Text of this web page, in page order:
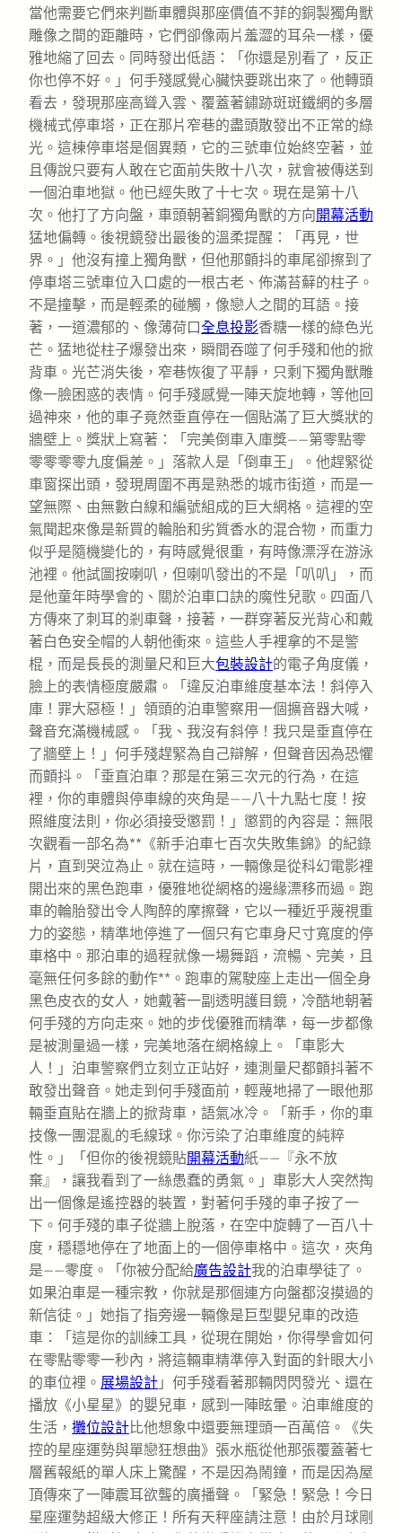
當他需要它們來判斷車體與那座價值不菲的銅製獨角獸
雕像之間的距離時，它們卻像兩片羞澀的耳朵一樣，優
雅地縮了回去。同時發出低語：「你還是別看了，反正
你也停不好。」何手殘感覺心臟快要跳出來了。他轉頭
看去，發現那座高聳入雲、覆蓋著鏽跡斑斑鐵網的多層
機械式停車塔，正在那片窄巷的盡頭散發出不正常的綠
光。這棟停車塔是個異類，它的三號車位始終空著，並
且傳說只要有人敢在它面前失敗十八次，就會被傳送到
一個泊車地獄。他已經失敗了十七次。現在是第十八
次。他打了方向盤，車頭朝著銅獨角獸的方向開幕活動
猛地偏轉。後視鏡發出最後的溫柔提醒：「再見，世
界。」他沒有撞上獨角獸，但他那顫抖的車尾卻擦到了
停車塔三號車位入口處的一根古老、佈滿苔蘚的柱子。
不是撞擊，而是輕柔的碰觸，像戀人之間的耳語。接
著，一道濃郁的、像薄荷口全息投影香糖一樣的綠色光
芒。猛地從柱子爆發出來，瞬間吞噬了何手殘和他的掀
背車。光芒消失後，窄巷恢復了平靜，只剩下獨角獸雕
像一臉困惑的表情。何手殘感覺一陣天旋地轉，等他回
過神來，他的車子竟然垂直停在一個貼滿了巨大獎狀的
牆壁上。獎狀上寫著：「完美倒車入庫獎——第零點零
零零零零九度偏差。」落款人是「倒車王」。他趕緊從
車窗探出頭，發現周圍不再是熟悉的城市街道，而是一
望無際、由無數白線和編號組成的巨大網格。這裡的空
氣聞起來像是新買的輪胎和劣質香水的混合物，而重力
似乎是隨機變化的，有時感覺很重，有時像漂浮在游泳
池裡。他試圖按喇叭，但喇叭發出的不是「叭叭」，而
是他童年時學會的、關於泊車口訣的魔性兒歌。四面八
方傳來了刺耳的剎車聲，接著，一群穿著反光背心和戴
著白色安全帽的人朝他衝來。這些人手裡拿的不是警
棍，而是長長的測量尺和巨大包裝設計的電子角度儀，
臉上的表情極度嚴肅。「違反泊車維度基本法！斜停入
庫！罪大惡極！」領頭的泊車警察用一個擴音器大喊，
聲音充滿機械感。「我、我沒有斜停！我只是垂直停在
了牆壁上！」何手殘趕緊為自己辯解，但聲音因為恐懼
而顫抖。「垂直泊車？那是在第三次元的行為，在這
裡，你的車體與停車線的夾角是——八十九點七度！按
照維度法則，你必須接受懲罰！」懲罰的內容是：無限
次觀看一部名為**《新手泊車七百次失敗集錦》的紀錄
片，直到哭泣為止。就在這時，一輛像是從科幻電影裡
開出來的黑色跑車，優雅地從網格的邊緣漂移而過。跑
車的輪胎發出令人陶醉的摩擦聲，它以一種近乎蔑視重
力的姿態，精準地停進了一個只有它車身尺寸寬度的停
車格中。那泊車的過程就像一場舞蹈，流暢、完美，且
毫無任何多餘的動作**。跑車的駕駛座上走出一個全身
黑色皮衣的女人，她戴著一副透明護目鏡，冷酷地朝著
何手殘的方向走來。她的步伐優雅而精準，每一步都像
是被測量過一樣，完美地落在網格線上。「車影大
人！」泊車警察們立刻立正站好，連測量尺都顫抖著不
敢發出聲音。她走到何手殘面前，輕蔑地掃了一眼他那
輛垂直貼在牆上的掀背車，語氣冰冷。「新手，你的車
技像一團混亂的毛線球。你污染了泊車維度的純粹
性。」「但你的後視鏡貼開幕活動紙——『永不放
棄』，讓我看到了一絲愚蠢的勇氣。」車影大人突然掏
出一個像是遙控器的裝置，對著何手殘的車子按了一
下。何手殘的車子從牆上脫落，在空中旋轉了一百八十
度，穩穩地停在了地面上的一個停車格中。這次，夾角
是——零度。「你被分配給廣告設計我的泊車學徒了。
如果泊車是一種宗教，你就是那個連方向盤都沒摸過的
新信徒。」她指了指旁邊一輛像是巨型嬰兒車的改造
車：「這是你的訓練工具，從現在開始，你得學會如何
在零點零零一秒內，將這輛車精準停入對面的針眼大小
的車位裡。 展場設計 」何手殘看著那輛閃閃發光、還在
播放《小星星》的嬰兒車，感到一陣眩暈。泊車維度的
生活， 攤位設計比他想象中還要無理頭一百萬倍。《失
控的星座運勢與單戀狂想曲》張水瓶從他那張覆蓋著七
層舊報紙的單人床上驚醒，不是因為鬧鐘，而是因為屋
頂傳來了一陣震耳欲聾的廣播聲。「緊急！緊急！今日
星座運勢超級大修正！所有天秤座請注意！由於月球剛